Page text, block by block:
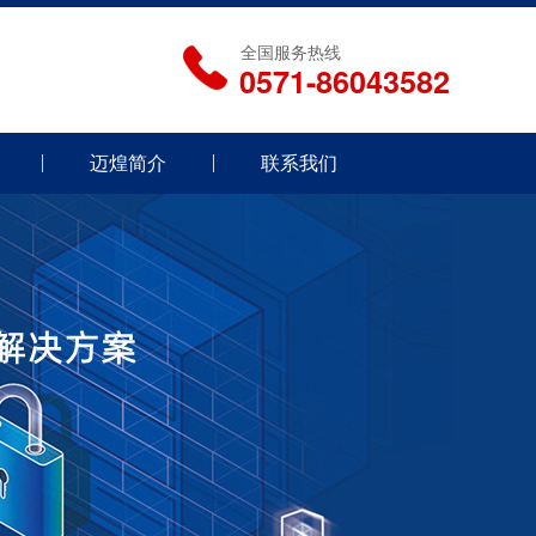
全国服务热线
0571-86043582
迈煌简介 联系我们